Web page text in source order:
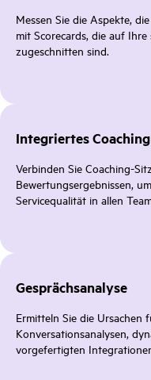
Gesprächsanalyse
Ermitteln Sie die
Konversationsanalysen,
vorgefertigten
Integriertes Coaching
Verbinden Sie Coaching-
Bewertungsergebnissen,
Servicequalität in allen
Messen Sie die Aspekte,
mit Scorecards, die auf
zugeschnitten sind.